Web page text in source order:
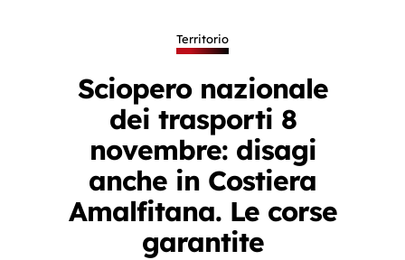
Territorio
Sciopero nazionale
dei trasporti 8
novembre: disagi
anche in Costiera
Amalfitana. Le corse
garantite